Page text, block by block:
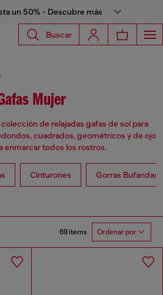
un 50% - Descubre más
Buscar
Mujer
colección de relajadas gafas de sol para
cuadrados, geométricos y de ojo
enmarcar todos los rostros.
Cinturones Gorras Bufandas
69 items Ordenar por